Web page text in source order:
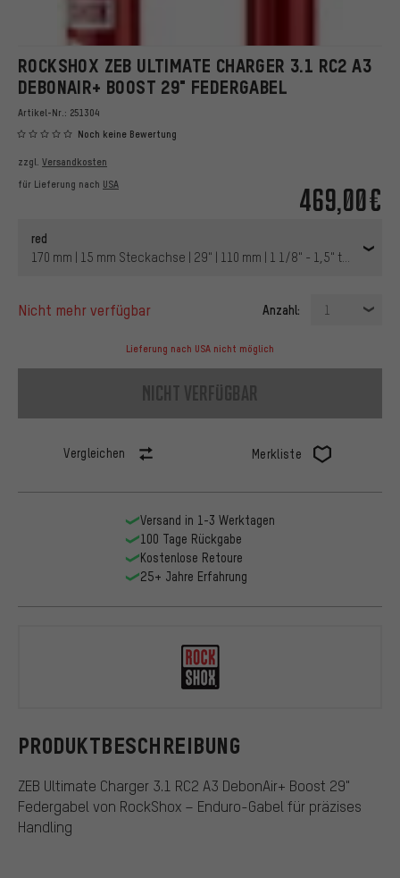
ROCKSHOX ZEB ULTIMATE CHARGER 3.1 RC2 A3
DEBONAIR+ BOOST 29" FEDERGABEL
Artikel-Nr.: 251304
Noch keine Bewertung
469,00€
zzgl. Versandkosten
für Lieferung nach USA
red
170 mm | 15 mm Steckachse | 29" | 110 mm | 1 1/8" - 1,5" tapered |
nicht mehr verfügbar Anzahl: 1
Lieferung nach USA nicht möglich
nicht verfügbar
Vergleichen Merkliste
PRODUKTBESCHREIBUNG
ZEB Ultimate Charger 3.1 RC2 A3 DebonAir+ Boost 29"
Federgabel von RockShox – Enduro-Gabel für präzises
Handling
Versand in 1-3 Werktagen
100 Tage Rückgabe
Kostenlose Retoure
25+ Jahre Erfahrung